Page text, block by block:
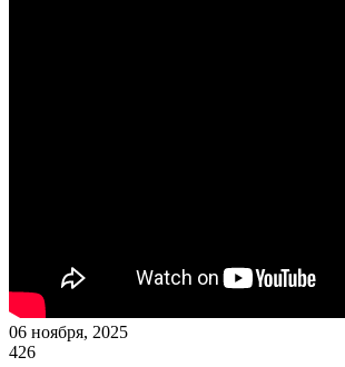
06 ноября, 2025
426